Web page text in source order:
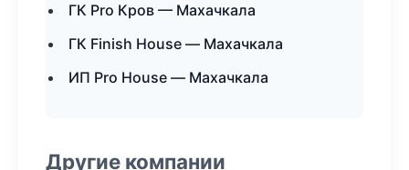
ГК Pro Кров — Махачкала
ГК Finish House — Махачкала
ИП Pro House — Махачкала
Другие компании